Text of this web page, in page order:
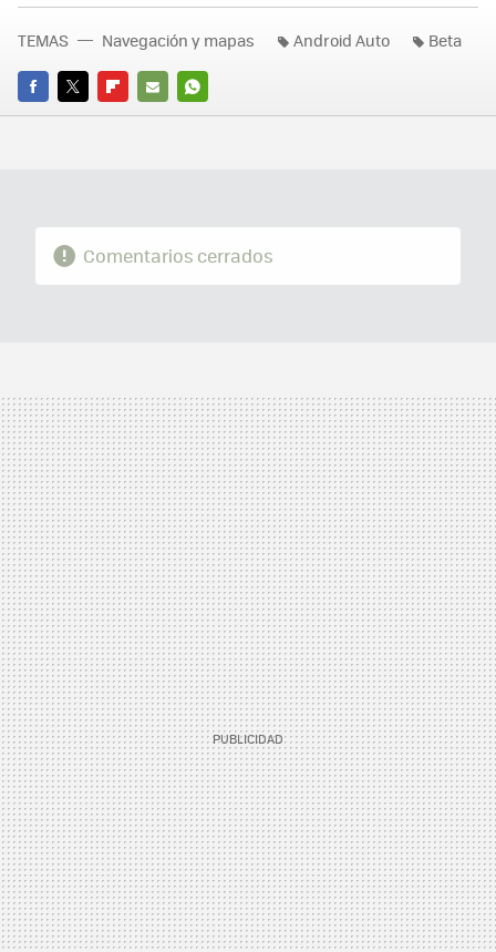
FACEBOOK
TWITTERFLIPBOARD
E-
WHATSAPP
TEMAS Navegación y mapas Android Auto Beta
Comentarios cerrados